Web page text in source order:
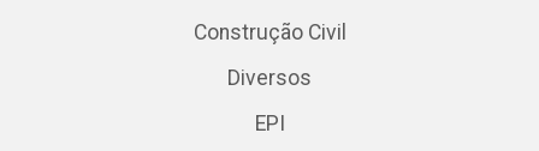
Construção Civil
Diversos
EPI